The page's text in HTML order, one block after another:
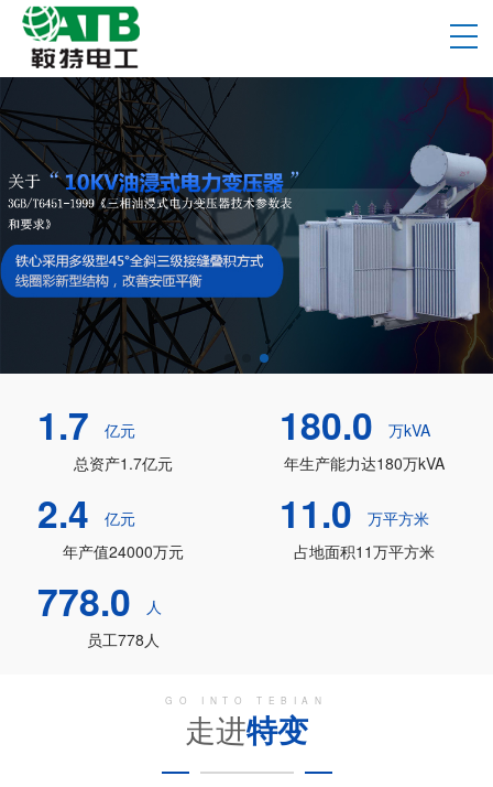
1.7
亿元
总资产1.7亿元
180.0
万kVA
年生产能力达180万kVA
2.4
亿元
年产值24000万元
11.0
万平方米
占地面积11万平方米
778.0
人
员工778人
GO INTO TEBIAN
走进特变